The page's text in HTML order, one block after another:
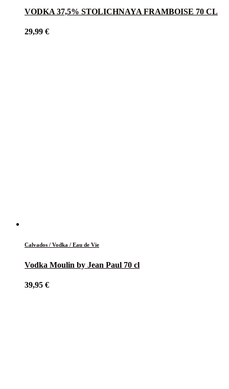
VODKA 37,5% STOLICHNAYA FRAMBOISE 70 CL
29,99 €
Calvados / Vodka / Eau de Vie
Vodka Moulin by Jean Paul 70 cl
39,95 €